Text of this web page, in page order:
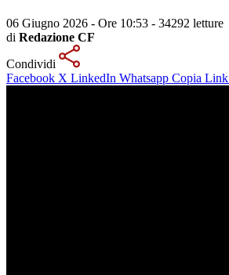
06 Giugno 2026 - Ore 10:53 - 34292 letture
di Redazione CF
Condividi
Facebook X LinkedIn Whatsapp Copia Link